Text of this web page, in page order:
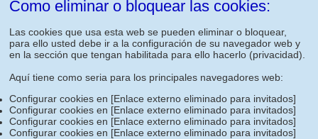
Como eliminar o bloquear las cookies:
Las cookies que usa esta web se pueden eliminar o bloquear,
para ello usted debe ir a la configuración de su navegador web y
en la sección que tengan habilitada para ello hacerlo (privacidad).
Aquí tiene como seria para los principales navegadores web:
Configurar cookies en [Enlace externo eliminado para invitados]
Configurar cookies en [Enlace externo eliminado para invitados]
Configurar cookies en [Enlace externo eliminado para invitados]
Configurar cookies en [Enlace externo eliminado para invitados]